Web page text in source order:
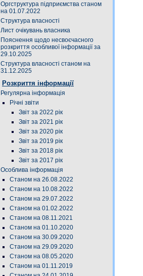
Оргструктура підприємства станом
на 01.07.2022
Структура власності
Лист очікувань власника
Пояснення щодо несвоєчасного
розкриття особливої інформації за
29.10.2025
Структура власності станом на
31.12.2025
Розкриття інформації
Регулярна інформація
Річні звіти
Звіт за 2022 рік
Звіт за 2021 рік
Звіт за 2020 рік
Звіт за 2019 рік
Звіт за 2018 рік
Звіт за 2017 рік
Особлива інформація
Станом на 26.08.2022
Станом на 10.08.2022
Станом на 29.07.2022
Станом на 01.02.2022
Станом на 08.11.2021
Станом на 01.10.2020
Станом на 30.09.2020
Станом на 29.09.2020
Станом на 08.05.2020
Станом на 01.11.2019